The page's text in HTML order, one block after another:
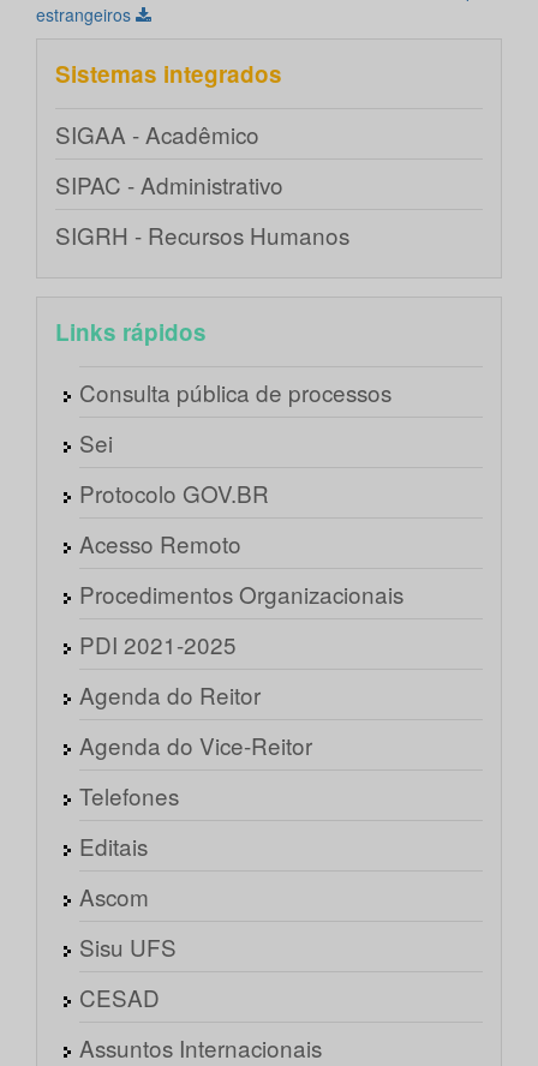
estrangeiros
Sistemas integrados
SIGAA - Acadêmico
SIPAC - Administrativo
SIGRH - Recursos Humanos
Links rápidos
Consulta pública de processos
Sei
Protocolo GOV.BR
Acesso Remoto
Procedimentos Organizacionais
PDI 2021-2025
Agenda do Reitor
Agenda do Vice-Reitor
Telefones
Editais
Ascom
Sisu UFS
CESAD
Assuntos Internacionais